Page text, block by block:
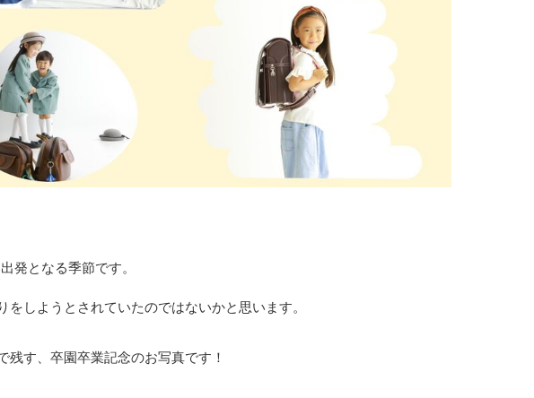
発となる季節です。
しようとされていたのではないかと思います。
す、卒園卒業記念のお写真です！